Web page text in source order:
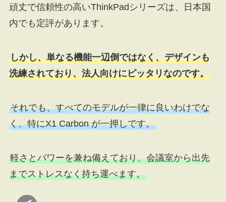
頑丈で信頼性の高いThinkPadシリーズは、日本国
内でも定評があります。
しかし、単なる機能一辺倒ではなく、デザインも
洗練されており、法人向けにピッタリなのです。
それでも、すべてのモデルが一律に良いわけでな
く、特にX1 Carbon が一押しです。
軽さとパワーを兼ね備えており、会議室から出先
までストレスなく持ち運べます。